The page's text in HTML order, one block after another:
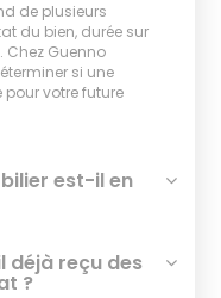
de plusieurs
du bien, durée sur
Guenno
si une
votre future
est-il en
déjà reçu des
?